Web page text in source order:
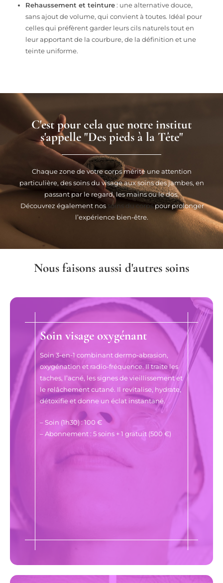
Rehaussement et teinture: une alternative douce,
sans ajout de volume, qui convient à toutes. Idéal pour
celles qui préfèrent garder leurs cils naturels tout en
leur apportant de la courbure, de la définition et une
teinte uniforme.
C'est pour cela que notre institut
s'appelle "Des pieds à la Tête"
Chaque zone de votre corps mérite une attention
particulière, des soins du visage aux soins des jambes, en
passant par le regard, les mains ou le dos.
Découvrez également nos soins du corpspour prolonger
l’expérience bien-être.
Nous faisons aussi d'autres soins
Soin visage oxygénant
Soin 3-en-1 combinant dermo-abrasion,
oxygénation et radio-fréquence. Il traite les
taches, l’acné, les signes de vieillissement et
le relâchement cutané. Il revitalise, hydrate,
détoxifie et donne un éclat instantané.
– Soin (1h30) : 100 €
– Abonnement : 5 soins + 1 gratuit (500 €)